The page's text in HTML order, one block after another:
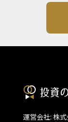
運営会社: 株